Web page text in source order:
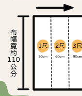
結帳頁面，進行簡訊認證
２．訂單成立數日內，您
３．收到繳費通知簡訊後
ATM／網路銀行／等多元
※ 請注意：結帳手續完成
購買商品的店家。未經商
後付繳納相關費用。
※ 交易是否成功請以「
是否繳費成功／繳費後需
客戶支援中心」 https://
每筆NT$65，滿
宅配
每筆NT$150，滿
離島宅配
每筆NT$240